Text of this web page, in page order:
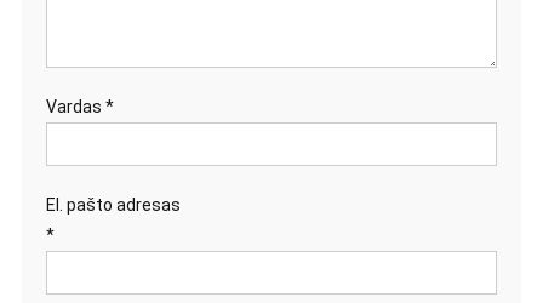
Vardas *
El. pašto adresas
*